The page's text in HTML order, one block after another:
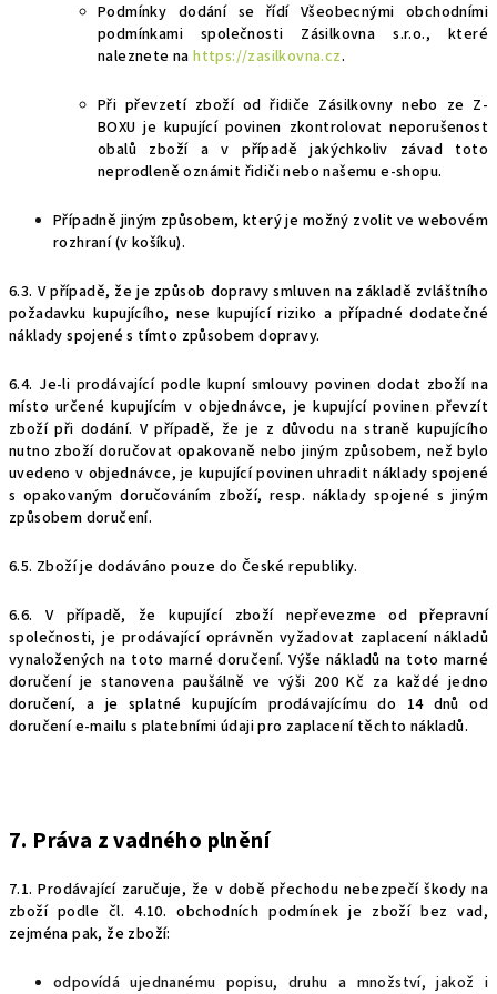
Podmínky dodání se řídí Všeobecnými obchodními
podmínkami společnosti Zásilkovna s.r.o., které
naleznete nahttps://zasilkovna.cz.
Při převzetí zboží od řidiče Zásilkovny nebo ze Z-
BOXUje kupující povinen zkontrolovat neporušenost
obalů zboží a v případě jakýchkoliv závad toto
neprodleně oznámit řidiči nebo našemu e-shopu.
Případně jiným způsobem, který je možný zvolit ve webovém
rozhraní (v košíku).
6.3. V případě, že je způsob dopravy smluven na základě zvláštního
požadavku kupujícího, nese kupující riziko a případné dodatečné
náklady spojené s tímto způsobem dopravy.
6.4. Je-li prodávající podle kupní smlouvy povinen dodat zboží na
místo určené kupujícím v objednávce, je kupující povinen převzít
zboží při dodání. V případě, že je z důvodu na straně kupujícího
nutno zboží doručovat opakovaně nebo jiným způsobem, než bylo
uvedeno v objednávce, je kupující povinen uhradit náklady spojené
s opakovaným doručováním zboží, resp. náklady spojené s jiným
způsobem doručení.
6.5. Zboží je dodáváno pouze do České republiky.
6.6. V případě, že kupující zboží nepřevezme od přepravní
společnosti, je prodávající oprávněn vyžadovat zaplacení nákladů
vynaložených na toto marné doručení. Výše nákladů na toto marné
doručení je stanovena paušálně ve výši 200 Kč za každé jedno
doručení, a je splatné kupujícím prodávajícímu do 14 dnů od
doručení e-mailu s platebními údaji pro zaplacení těchto nákladů.
7. Práva z vadného plnění
7.1.Prodávající zaručuje, že v době přechodu nebezpečí škody na
zboží podle čl. 4.10. obchodních podmínek je zboží bez vad,
zejména pak, že zboží:
odpovídá ujednanému popisu, druhu a množství, jakož i